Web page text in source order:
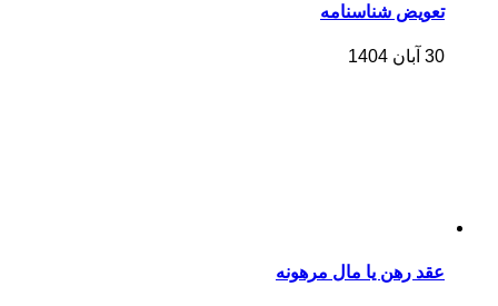
تعویض شناسنامه
30 آبان 1404
عقد رهن یا مال مرهونه